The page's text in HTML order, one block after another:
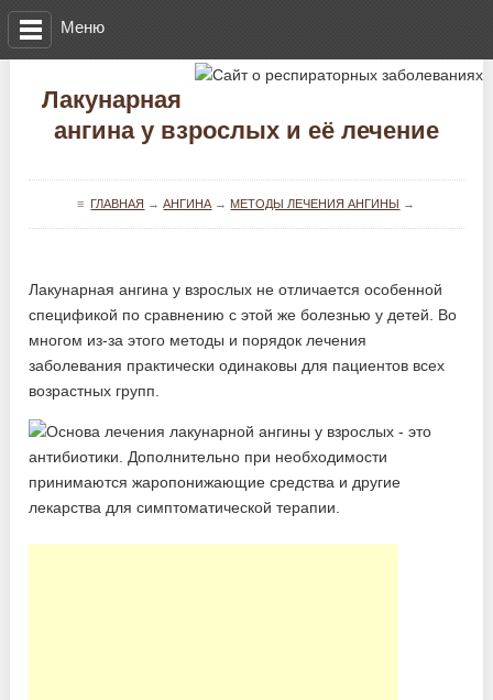
Лакунарная
ангина у взрослых и её лечение
≡ ГЛАВНАЯ →АНГИНА → МЕТОДЫ ЛЕЧЕНИЯ АНГИНЫ →
Лакунарная ангина у взрослых не отличается особенной
спецификой по сравнению с этой же болезнью у детей. Во
многом из-за этого методы и порядок лечения
заболевания практически одинаковы для пациентов всех
возрастных групп.
Меню